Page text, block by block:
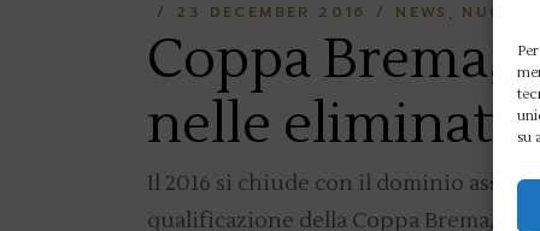
su
23 DECEMBER 2016 NEWS NUOTO
Coppa Brema,
nelle
Il 2016 si chiude con il dominio
qualificazione della Coppa Brema,